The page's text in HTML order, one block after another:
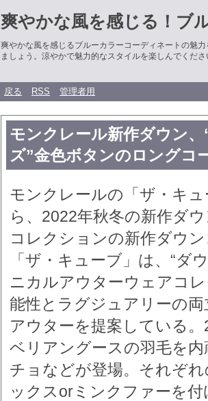
爽やかな風を感じる！ブ
爽やかな風を感じるブルーカラーコーディネートの魅
ましょう。涼やかで魅力的なスタイルを楽しんでくださ
戻る RSS 管理者用
モンクレール新作ダウン
ズ”金色ボタンのロングコ
モンクレールの「ザ・キ
ら、2022年秋冬の新作ダ
コレクションの新作ダウ
「ザ・キューブ」は、“ダ
ニカルアウターウェアコ
能性とラグジュアリーの
アウターを提案している
ベリアングースの羽毛を
チョなどが登場。それぞ
ックスorミンクファーを